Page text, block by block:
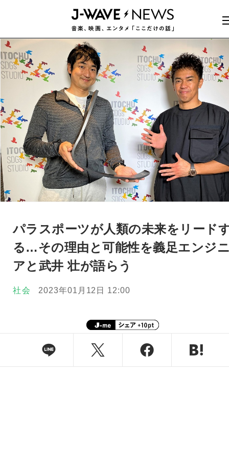
パラスポーツが人類の未来をリード
る…その理由と可能性を義足エンジ
アと武井 壮が語らう
社会 2023年01月12日 12:00